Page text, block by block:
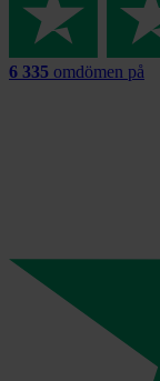
6 335 omdömen på